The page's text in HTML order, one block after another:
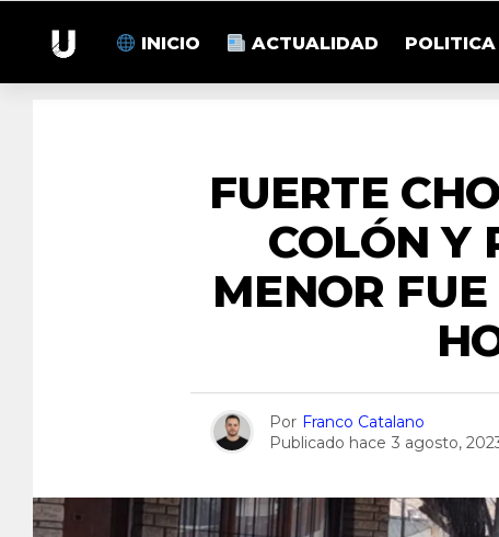
INICIO ACTUALIDAD POLITICA
FUERTE
COLÓN Y
MENOR
Por Franco Catalano
Publicado hace 3 agosto,